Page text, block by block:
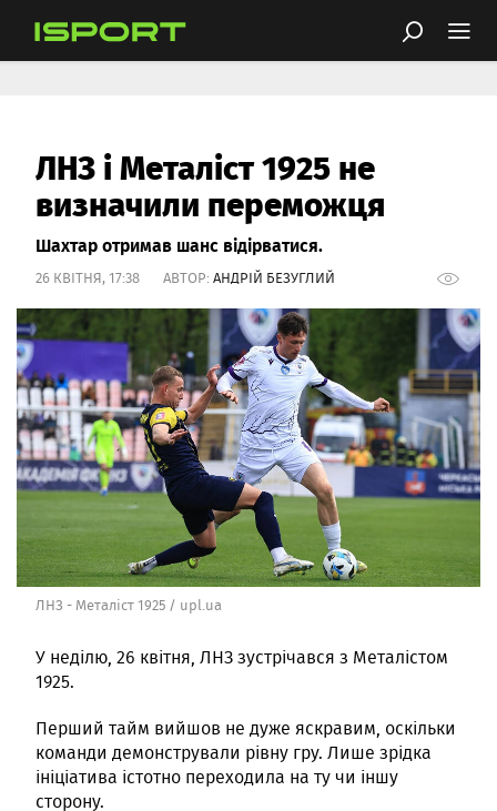
ЛНЗ і Металіст 1925 не
визначили переможця
Шахтар отримав шанс відірватися.
26 КВІТНЯ, 17:38 АВТОР: АНДРІЙ БЕЗУГЛИЙ
ЛНЗ - Металіст 1925 / upl.ua
У неділю, 26 квітня, ЛНЗ зустрічався з Металістом
1925.
Перший тайм вийшов не дуже яскравим, оскільки
команди демонстрували рівну гру. Лише зрідка
ініціатива істотно переходила на ту чи іншу
сторону.